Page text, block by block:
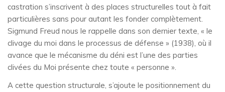
castration s’inscrivent à des places structurelles tout à fait
particulières sans pour autant les fonder complètement.
Sigmund Freud nous le rappelle dans son dernier texte, « le
clivage du moi dans le processus de défense » (1938), où il
avance que le mécanisme du déni est l’une des parties
clivées du Moi présente chez toute « personne ».
A cette question structurale, s’ajoute le positionnement du